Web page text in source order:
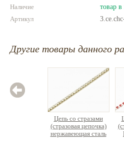
Наличие
товар
Артикул
Другие товары данного
Цепь со стразами
(стразовая цепочка)
нержавеющая сталь